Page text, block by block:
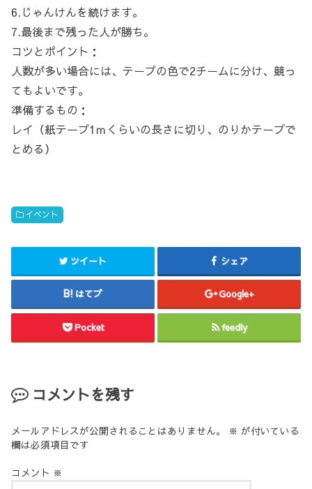
6.じゃんけんを続けます。
7.最後まで残った人が勝ち。
コツとポイント：
人数が多い場合には、テープの色で2チームに分け、競っ
てもよいです。
準備するもの：
レイ（紙テープ1ｍくらいの長さに切り、のりかテープで
とめる）
イベント
ツイート シェア
はてブ Google+
Pocket feedly
コメントを残す
メールアドレスが公開されることはありません。 ※ が付いている
欄は必須項目です
コメント ※